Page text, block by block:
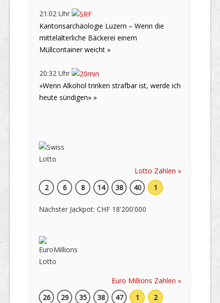
21:02 Uhr
Kantonsarchäologie Luzern – Wenn die
mittelalterliche Bäckerei einem
Müllcontainer weicht »
20:32 Uhr
«Wenn Alkohol trinken strafbar ist, werde ich
heute sündigen» »
Lotto Zahlen »
2
6 8 14 38 40 1
Nächster Jackpot: CHF 18'200'000
Euro Millions Zahlen »
26
29 35 38 47 1 2